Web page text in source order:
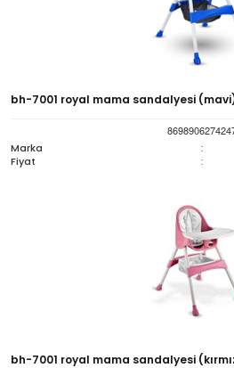
bh-7001 royal mama sandalyesi
Marka
:
Fiyat :
bh-7001 royal mama sandalyesi